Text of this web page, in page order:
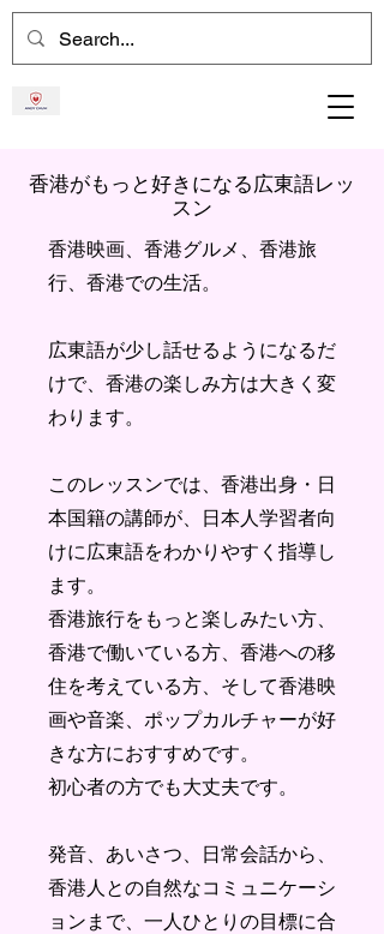
香港がもっと好きになる広東語レッ
スン
香港映画、香港グルメ、香港旅
行、香港での生活。
広東語が少し話せるようになるだ
けで、香港の楽しみ方は大きく変
わります。
このレッスンでは、香港出身・日
本国籍の講師が、日本人学習者向
けに広東語をわかりやすく指導し
ます。
香港旅行をもっと楽しみたい方、
香港で働いている方、香港への移
住を考えている方、そして香港映
画や音楽、ポップカルチャーが好
きな方におすすめです。
初心者の方でも大丈夫です。
発音、あいさつ、日常会話から、
香港人との自然なコミュニケーシ
ョンまで、一人ひとりの目標に合